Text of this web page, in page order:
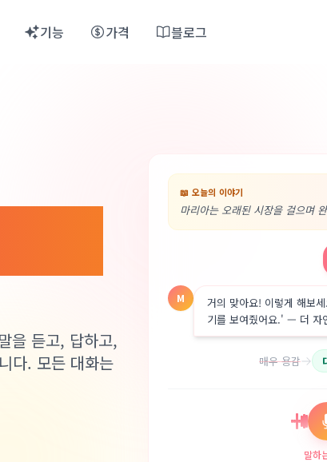
기능 가격 블로그
실
을 듣고, 답하고,
다. 모든 대화는
📖 오늘의 이야기
마리아는 오래된 시장을 걸으며
M
거의 맞아요! 이렇게 해보
기를 보여줬어요.' — 더 자
매우 용감
말하